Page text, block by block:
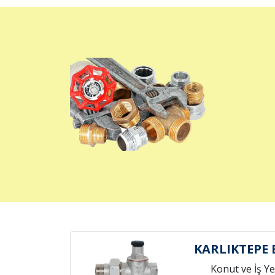
Konut ve İş